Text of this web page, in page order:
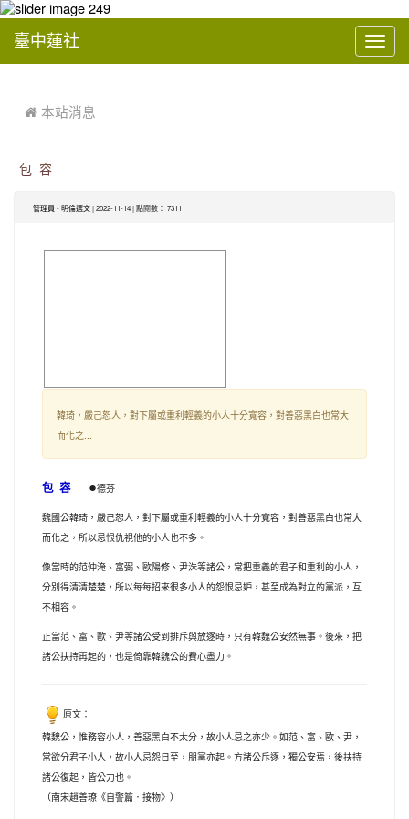
臺中蓮社
 本站消息
包 容
管理員 - 明倫選文 | 2022-11-14 | 點閱數： 7311
韓琦，嚴己恕人，對下屬或重利輕義的小人十分寬容，對善惡黑白也常大
而化之...
包 容 ●德芬
魏國公韓琦，嚴己恕人，對下屬或重利輕義的小人十分寬容，對善惡黑白也常大
而化之，所以忌恨仇視他的小人也不多。
像當時的范仲淹、富弼、歐陽修、尹洙等諸公，常把重義的君子和重利的小人，
分別得清清楚楚，所以每每招來很多小人的怨恨忌妒，甚至成為對立的黨派，互
不相容。
正當范、富、歐、尹等諸公受到排斥與放逐時，只有韓魏公安然無事。後來，把
諸公扶持再起的，也是倚靠韓魏公的費心盡力。
原文：
韓魏公，惟務容小人，善惡黑白不太分，故小人忌之亦少。如范、富、歐、尹，
常欲分君子小人，故小人忌怨日至，朋黨亦起。方諸公斥逐，獨公安焉，後扶持
諸公復起，皆公力也。
（南宋趙善璙《自警篇．接物》）